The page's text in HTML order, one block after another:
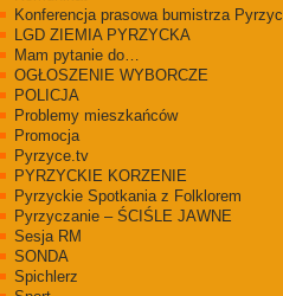
Konferencja prasowa bumistrza Pyrzyc
LGD ZIEMIA PYRZYCKA
Mam pytanie do…
OGŁOSZENIE WYBORCZE
POLICJA
Problemy mieszkańców
Promocja
Pyrzyce.tv
PYRZYCKIE KORZENIE
Pyrzyckie Spotkania z Folklorem
Pyrzyczanie – ŚCIŚLE JAWNE
Sesja RM
SONDA
Spichlerz